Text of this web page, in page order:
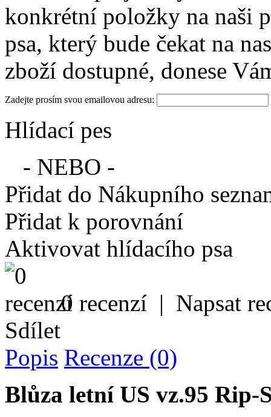
konkrétní položky na naši
psa, který bude čekat na
zboží dostupné, donese
Zadejte prosím svou emailovou adresu:
Hlídací pes
- NEBO -
Přidat do Nákupního
Přidat k porovnání
Aktivovat hlídacího psa
0 recenzí | Napsat
Sdílet
Popis Recenze (0)
Blůza letní US vz.95 Rip-